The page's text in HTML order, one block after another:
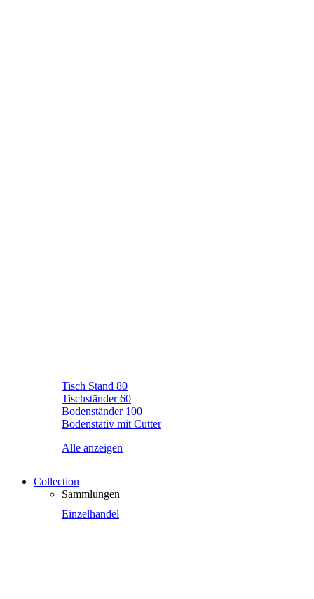
Tisch Stand 80
Tischständer 60
Bodenständer 100
Bodenstativ mit Cutter
Alle anzeigen
Collection
Sammlungen
Einzelhandel